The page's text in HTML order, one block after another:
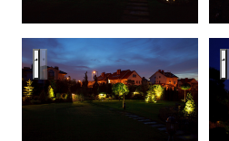
Ландшафтная подсветка